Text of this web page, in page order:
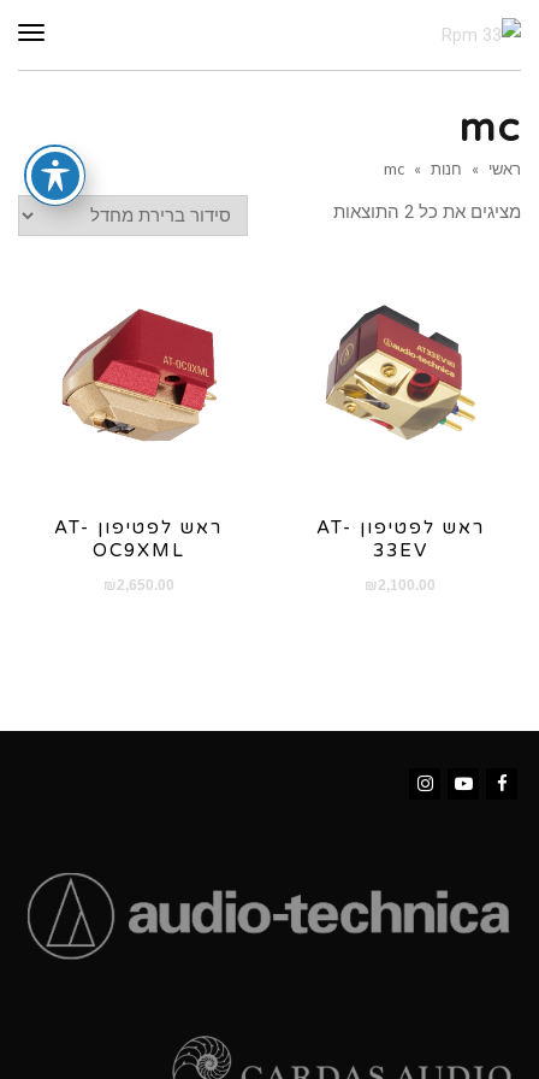
mc
ראשי » חנות »
mc
מציגים את כל ⁦2⁩ התוצאות
ראש לפטיפון AT-
33EV
₪ 2,100.00
ראש לפטיפון AT-
OC9XML
₪ 2,650.00